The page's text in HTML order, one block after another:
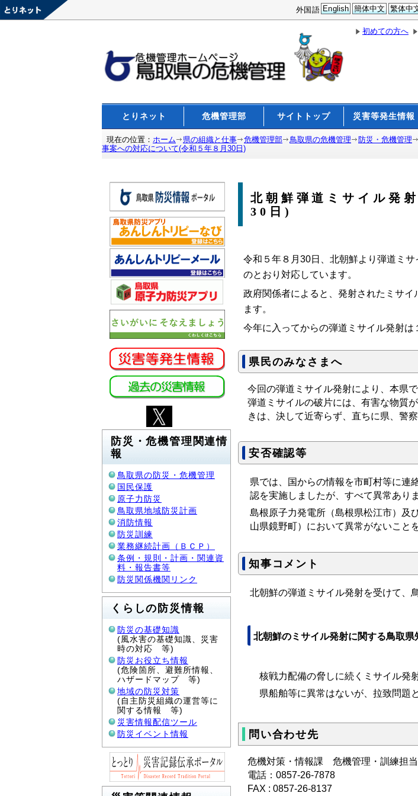
外国語 English 簡体中文 繁体中
初めての方へ
とりネット 危機管理部 サイトトップ 災害等発生情報
現在の位置： ホーム 県の組織と仕事 危機管理部 鳥取県の危機管理 防災・危機管理
事案への対応について(令和５年８月30日)
防災・危機管理関連情
報
鳥取県の防災・危機管理
国民保護
原子力防災
鳥取県地域防災計画
消防情報
防災訓練
業務継続計画（ＢＣＰ）
条例・規則・計画・関連資
料・報告書等
防災関係機関リンク
くらしの防災情報
防災の基礎知識
(風水害の基礎知識、災害
時の対応 等)
防災お役立ち情報
(危険箇所、避難所情報、
ハザードマップ 等)
地域の防災対策
(自主防災組織の運営等に
関する情報 等)
災害情報配信ツール
防災イベント情報
北朝鮮弾道ミサイル発
30日)
令和５年８月30日、北朝鮮より弾道ミ
のとおり対応しています。
政府関係者によると、発射されたミサ
ます。
今年に入ってからの弾道ミサイル発射は
県民のみなさまへ
今回の弾道ミサイル発射により、本県
弾道ミサイルの破片には、有害な物質
きは、決して近寄らず、直ちに県、警
安否確認等
県では、国からの情報を市町村等に連
認を実施しましたが、すべて異常あり
島根原子力発電所（島根県松江市）及
山県鏡野町）において異常がないこと
知事コメント
北朝鮮の弾道ミサイル発射を受けて、
北朝鮮のミサイル発射に関する鳥取県
核戦力配備の脅しに続くミサイル発
県船舶等に異常はないが、拉致問題
問い合わせ先
危機対策・情報課 危機管理・訓練担当
電話：0857-26-7878
FAX : 0857-26-8137